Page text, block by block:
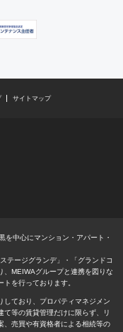
サイトマップ
中心にマンション・アパート・
テージグランデ」・「グランドコ
、MEIWAグループと連携を図りな
を行っております。
ており、プロパティマネジメン
て等の賃貸管理だけに限らず、リ
、売買や有資格者による相続等の